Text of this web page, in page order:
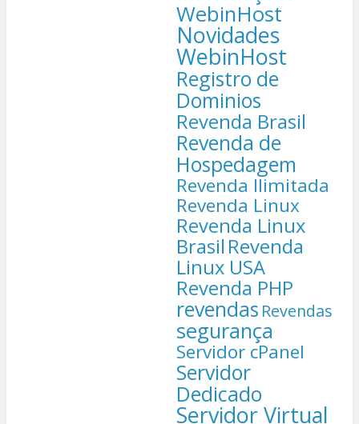
WebinHost
Novidades
WebinHost
Registro de
Dominios
Revenda Brasil
Revenda de
Hospedagem
Revenda Ilimitada
Revenda Linux
Revenda Linux
Brasil Revenda
Linux USA
Revenda PHP
revendas Revendas
segurança
Servidor cPanel
Servidor
Dedicado
Servidor Virtual